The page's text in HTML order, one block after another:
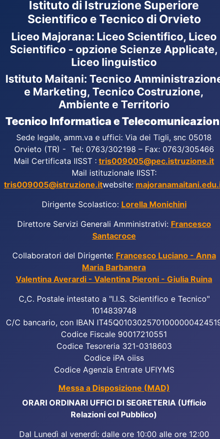
Istituto di Istruzione Superiore
Scientifico e Tecnico di Orvieto
Liceo Majorana: Liceo Scientifico, Liceo
Scientifico - opzione Scienze Applicate,
Liceo linguistico
Istituto Maitani: Tecnico
e Marketing, Tecnico Costruzione,
Ambiente e Territorio
Tecnico Informatica e
Sede legale, amm.va e uffici: Via dei Tigli, snc 05018
Orvieto (TR) - Tel: 0763/302198 – Fax: 0763/305466
Mail Certificata IISST : tris009005@pec.istruzione.it
Mail istituzionale IISST:
tris009005@istruzione.itwebsite:
Dirigente Scolastico: Lorella Monichini
Direttore Servizi Generali Amministrativi: Francesco
Santacroce
Collaboratori del Dirigente: Francesco Luciano - Anna
Maria Barbanera
Valentina Averardi - Valentina Pieroni - Giulia Ruina
C.C. Postale intestato a "I.I.S. Scientifico e Tecnico"
1014839748
C/C bancario, con IBAN
Codice Fiscale 90017210551
Codice Tesoreria 321-0318603
Codice iPA oiiss
Codice Agenzia Entrate UFIYMS
Messa a Disposizione (MAD)
ORARI ORDINARI UFFICI DI SEGRETERIA (Ufficio
Relazioni col Pubblico)
Dal Lunedì al venerdì: dalle ore 10:00 alle ore 12:00